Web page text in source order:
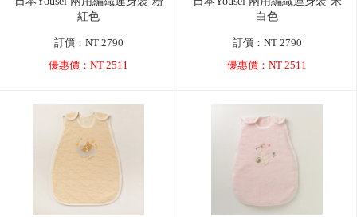
紅色
訂價：NT 2790
優惠價：NT 2511
白色
訂價：NT 2790
優惠價：NT 2511